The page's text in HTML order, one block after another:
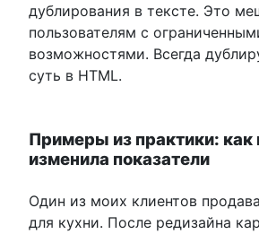
дублирования в тексте. Это
пользователям с
возможностями. Всегда
суть в HTML.
Примеры из практики:
изменила показатели
Один из моих клиентов
для кухни. После редизайна